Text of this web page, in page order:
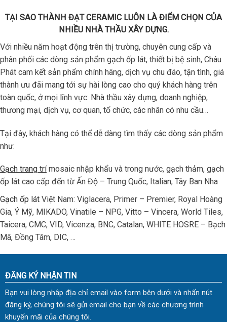
TẠI SAO THÀNH ĐẠT CERAMIC LUÔN LÀ ĐIỂM CHỌN CỦA
NHIỀU NHÀ THẦU XÂY DỰNG.
Với nhiều năm hoạt động trên thị trường, chuyên cung cấp và
phân phối các dòng sản phẩm gạch ốp lát, thiết bị bệ sinh, Châu
Phát cam kết sản phẩm chính hãng, dịch vụ chu đáo, tận tình, giá
thành ưu đãi mang tới sự hài lòng cao cho quý khách hàng trên
toàn quốc, ở mọi lĩnh vực: Nhà thầu xây dựng, doanh nghiệp,
thương mại, dịch vụ, cơ quan, tổ chức, các nhân có nhu cầu…
Tại đây, khách hàng có thể dễ dàng tìm thấy các dòng sản phẩm
như:
Gạch trang trímosaic nhập khẩu và trong nước, gạch thảm, gạch
ốp lát cao cấp đến từ Ấn Độ – Trung Quốc, Italian, Tây Ban Nha
Gạch ốp lát Việt Nam: Viglacera, Primer – Premier, Royal Hoàng
Gia, Ý Mỹ, MIKADO, Vinatile – NPG, Vitto – Vincera, World Tiles,
Taicera, CMC, VID, Vicenza, BNC, Catalan, WHITE HOSRE – Bạch
Mã, Đồng Tâm, DIC, …
ĐĂNG KÝ NHẬN TIN
Bạn vui lòng nhập địa chỉ email vào form bên dưới và nhấn nút
đăng ký, chúng tôi sẽ gửi email cho bạn về các chương trình
khuyến mãi của chúng tôi.